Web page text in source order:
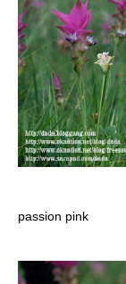
passion pink